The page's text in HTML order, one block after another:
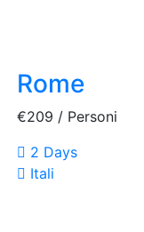
Rome
€209 / Personi
2 Days
Itali